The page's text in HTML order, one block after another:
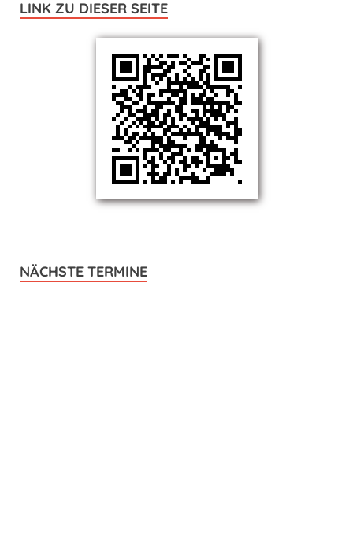
LINK ZU DIESER SEITE
NÄCHSTE TERMINE